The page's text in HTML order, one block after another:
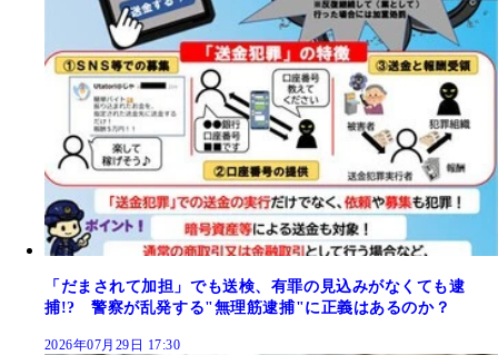
「だまされて加担」でも送検、有罪の見込みがなくても逮
捕!? 警察が乱発する"無理筋逮捕"に正義はあるのか？
2026年07月29日 17:30